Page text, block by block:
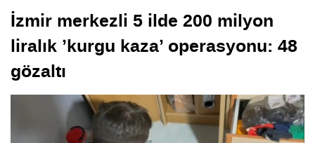
İzmir merkezli 5 ilde 200 milyon
liralık ’kurgu kaza’ operasyonu: 48
gözaltı